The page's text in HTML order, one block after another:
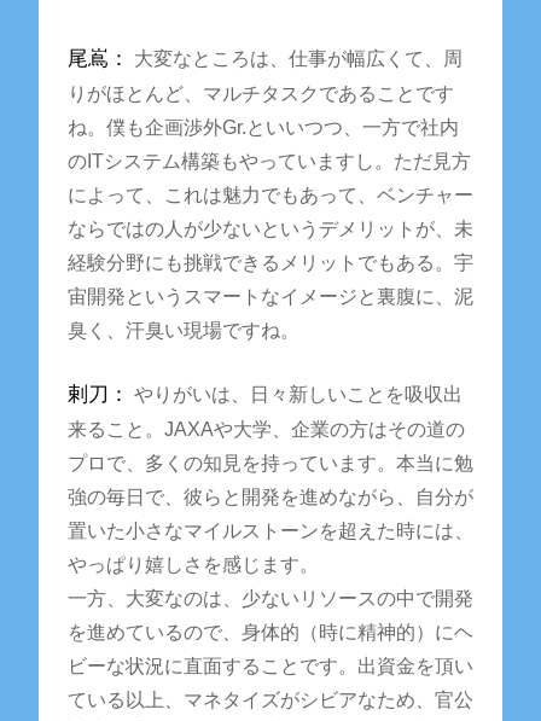
尾嶌：
大変なところは、仕事が幅広くて、周
りがほとんど、マルチタスクであることです
ね。僕も企画渉外Gr.といいつつ、一方で社内
のITシステム構築もやっていますし。ただ見方
によって、これは魅力でもあって、ベンチャー
ならではの人が少ないというデメリットが、未
経験分野にも挑戦できるメリットでもある。宇
宙開発というスマートなイメージと裏腹に、泥
臭く、汗臭い現場ですね。
剌刀：
やりがいは、日々新しいことを吸収出
来ること。JAXAや大学、企業の方はその道の
プロで、多くの知見を持っています。本当に勉
強の毎日で、彼らと開発を進めながら、自分が
置いた小さなマイルストーンを超えた時には、
やっぱり嬉しさを感じます。
一方、大変なのは、少ないリソースの中で開発
を進めているので、身体的（時に精神的）にヘ
ビーな状況に直面することです。出資金を頂い
ている以上、マネタイズがシビアなため、官公